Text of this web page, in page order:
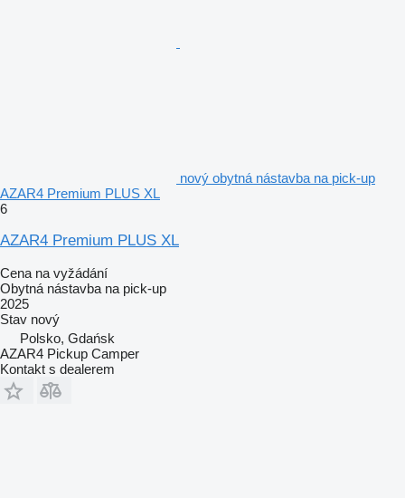
nový obytná nástavba na pick-up
AZAR4 Premium PLUS XL
6
AZAR4 Premium PLUS XL
Cena na vyžádání
Obytná nástavba na pick-up
2025
Stav nový
Polsko, Gdańsk
AZAR4 Pickup Camper
Kontakt s dealerem